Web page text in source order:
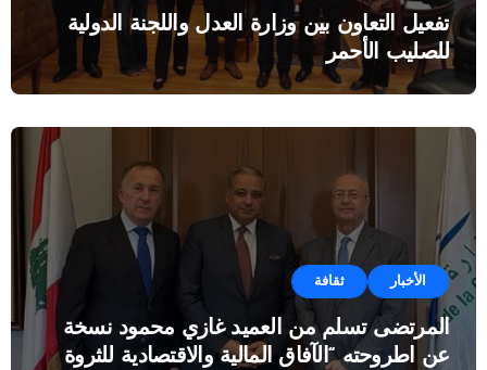
تفعيل التعاون بين وزارة العدل واللجنة الدولية
للصليب الأحمر
الأخبار ثقافة
المرتضى تسلم من العميد غازي محمود نسخة
عن اطروحته “الآفاق المالية والاقتصادية للثروة